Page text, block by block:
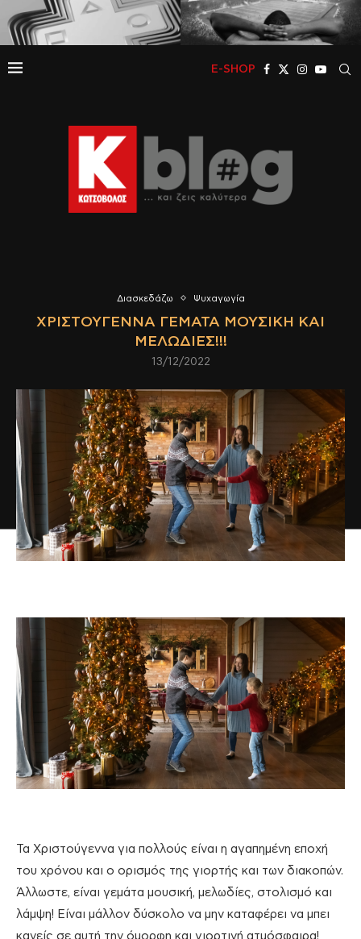
E-SHOP
Διασκεδάζω Ψυχαγωγία
ΧΡΙΣΤΟΎΓΕΝΝΑ ΓΕΜΆΤΑ ΜΟΥΣΙΚΉ ΚΑΙ
ΜΕΛΩΔΊΕΣ!!!
13/12/2022
Τα Χριστούγεννα για πολλούς είναι η αγαπημένη εποχή
του χρόνου και ο ορισμός της γιορτής και των διακοπών.
Άλλωστε, είναι γεμάτα μουσική, μελωδίες, στολισμό και
λάμψη! Είναι μάλλον δύσκολο να μην καταφέρει να μπει
κανείς σε αυτή την όμορφη και γιορτινή ατμόσφαιρα!